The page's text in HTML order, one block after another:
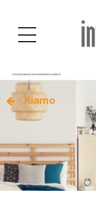
Kiamo